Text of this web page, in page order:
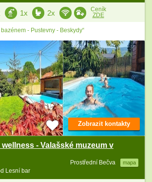
1x 2x
Ceník
ZDE
- Pustevny - Beskydy“
- Valašské muzeum v
Prostřední Bečva mapa
Lesní bar
Zobrazit kontakty